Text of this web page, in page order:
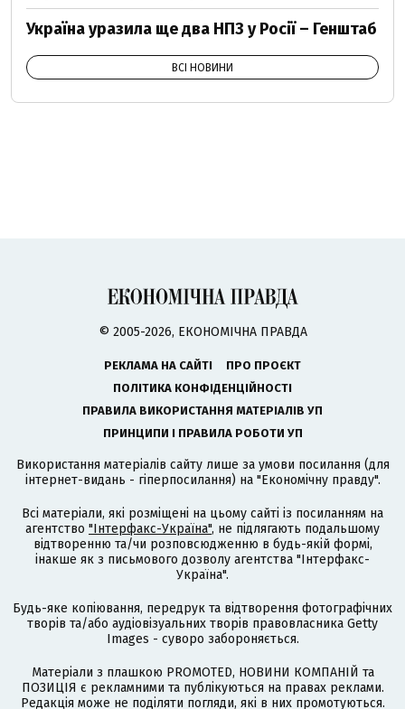
Україна уразила ще два НПЗ у Росії – Генштаб
ВСІ НОВИНИ
© 2005-2026, ЕКОНОМІЧНА ПРАВДА
РЕКЛАМА НА САЙТІ
ПРО ПРОЄКТ
ПОЛІТИКА КОНФІДЕНЦІЙНОСТІ
ПРАВИЛА ВИКОРИСТАННЯ МАТЕРІАЛІВ УП
ПРИНЦИПИ І ПРАВИЛА РОБОТИ УП
Використання матеріалів сайту лише за умови посилання (для
інтернет-видань - гіперпосилання) на "Економічну правду".
Всі матеріали, які розміщені на цьому сайті із посиланням на
агентство "Інтерфакс-Україна", не підлягають подальшому
відтворенню та/чи розповсюдженню в будь-якій формі,
інакше як з письмового дозволу агентства "Інтерфакс-
Україна".
Будь-яке копіювання, передрук та відтворення фотографічних
творів та/або аудіовізуальних творів правовласника Getty
Images - суворо забороняється.
Матеріали з плашкою PROMOTED, НОВИНИ КОМПАНІЙ та
ПОЗИЦІЯ є рекламними та публікуються на правах реклами.
Редакція може не поділяти погляди, які в них промотуються.